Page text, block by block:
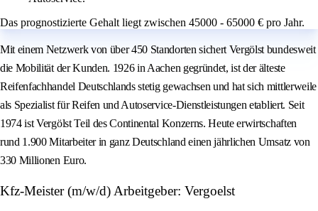
Das prognostizierte Gehalt liegt zwischen 45000 - 65000 € pro Jahr.
Mit einem Netzwerk von über 450 Standorten sichert Vergölst bundesweit
die Mobilität der Kunden. 1926 in Aachen gegründet, ist der älteste
Reifenfachhandel Deutschlands stetig gewachsen und hat sich mittlerweile
als Spezialist für Reifen und Autoservice-Dienstleistungen etabliert. Seit
1974 ist Vergölst Teil des Continental Konzerns. Heute erwirtschaften
rund 1.900 Mitarbeiter in ganz Deutschland einen jährlichen Umsatz von
330 Millionen Euro.
Kfz-Meister (m/w/d) Arbeitgeber: Vergoelst